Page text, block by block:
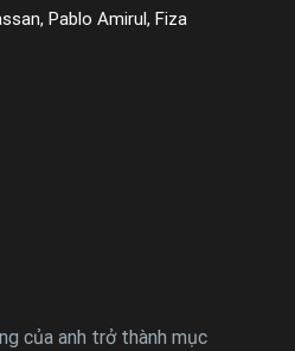
Pablo Amirul, Fiza
của anh trở thành mục